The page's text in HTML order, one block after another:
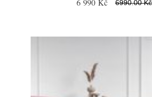
6 990 Kč 6990.00 Kč